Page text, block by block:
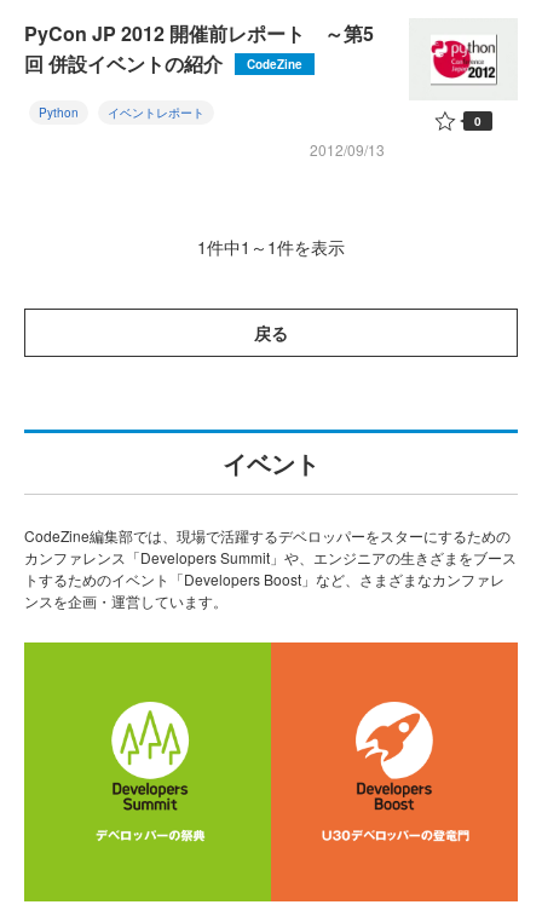
PyCon JP 2012 開催前レポート ～第5
回 併設イベントの紹介
CodeZine
Python イベントレポート
2012/09/13
0
1件中1～1件を表示
戻る
イベント
CodeZine編集部では、現場で活躍するデベロッパーをスターにするための
カンファレンス「Developers Summit」や、エンジニアの生きざまをブース
トするためのイベント「Developers Boost」など、さまざまなカンファレ
ンスを企画・運営しています。